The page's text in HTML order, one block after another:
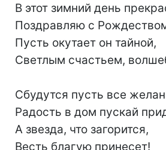
В этот зимний день
Поздравляю с
Пусть окутает он тайной,
Светлым счастьем,
Сбудутся пусть все
Радость в дом пускай
А звезда, что загорится,
Весть благую принесет!